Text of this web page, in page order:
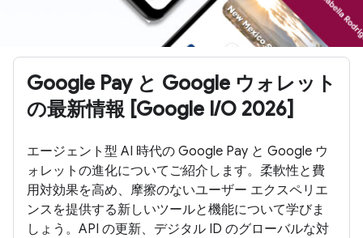
Google Pay と Google ウォレット
の最新情報 [Google I/O 2026]
エージェント型 AI 時代の Google Pay と Google ウ
ォレットの進化についてご紹介します。柔軟性と費
用対効果を高め、摩擦のないユーザー エクスペリエ
ンスを提供する新しいツールと機能について学びま
しょう。API の更新、デジタル ID のグローバルな対